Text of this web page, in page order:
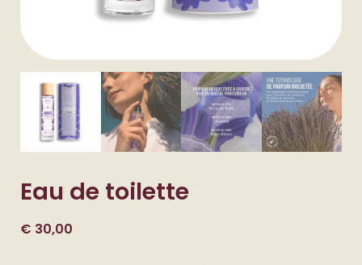
Eau de toilette
€ 30,00